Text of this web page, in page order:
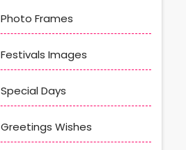
Photo Frames
Festivals Images
Special Days
Greetings Wishes